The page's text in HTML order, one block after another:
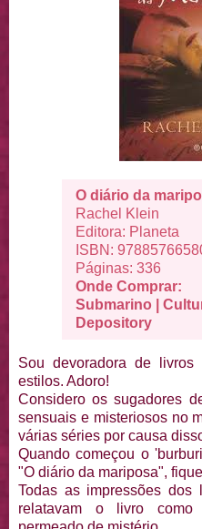
O diário da
Rachel Klein
Editora: Planeta
ISBN:
Páginas: 336
Onde Comprar:
Submarino |
Depository
Sou devoradora de
estilos. Adoro!
Considero os sugadores
sensuais e misteriosos no
várias séries por causa
Quando começou o
"O diário da mariposa",
Todas as impressões
relatavam o livro como